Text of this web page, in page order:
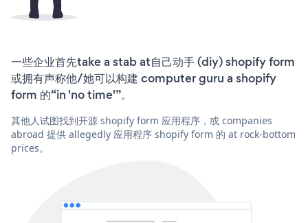
一些企业首先take a stab at自己动手 (diy) shopify form
或拥有声称他/她可以构建 computer guru a shopify
form 的“in 'no time'”。
其他人试图找到开源 shopify form 应用程序，或 companies
abroad 提供 allegedly 应用程序 shopify form 的 at rock-bottom
prices。